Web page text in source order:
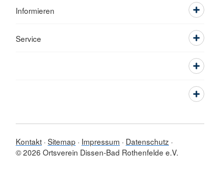
Informieren
Service
Kontakt Sitemap Impressum
Datenschutz
© 2026 Ortsverein Dissen-Bad Rothenfelde e.V.